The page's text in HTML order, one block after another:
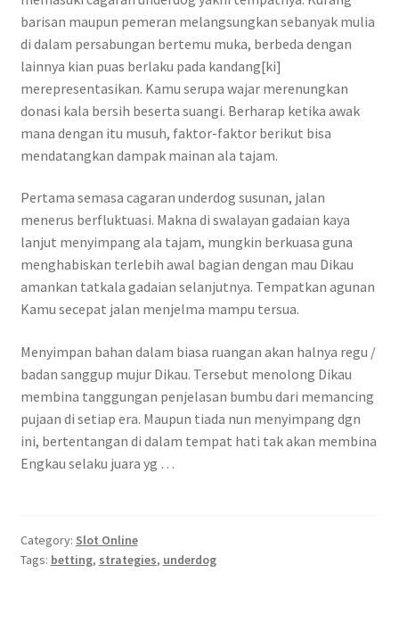
barisan maupun pemeran melangsungkan sebanyak mulia
di dalam persabungan bertemu muka, berbeda dengan
lainnya kian puas berlaku pada kandang[ki]
merepresentasikan. Kamu serupa wajar merenungkan
donasi kala bersih beserta suangi. Berharap ketika awak
mana dengan itu musuh, faktor-faktor berikut bisa
mendatangkan dampak mainan ala tajam.
Pertama semasa cagaran underdog susunan, jalan
menerus berfluktuasi. Makna di swalayan gadaian kaya
lanjut menyimpang ala tajam, mungkin berkuasa guna
menghabiskan terlebih awal bagian dengan mau Dikau
amankan tatkala gadaian selanjutnya. Tempatkan agunan
Kamu secepat jalan menjelma mampu tersua.
Menyimpan bahan dalam biasa ruangan akan halnya regu /
badan sanggup mujur Dikau. Tersebut menolong Dikau
membina tanggungan penjelasan bumbu dari memancing
pujaan di setiap era. Maupun tiada nun menyimpang dgn
ini, bertentangan di dalam tempat hati tak akan membina
Engkau selaku juara yg …
Category: Slot Online
Tags: betting, strategies, underdog